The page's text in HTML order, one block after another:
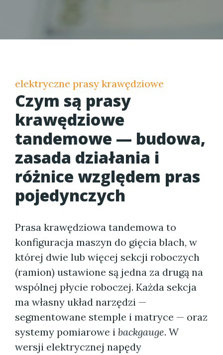
elektryczne prasy krawędziowe
Czym są prasy
krawędziowe
tandemowe — budowa,
zasada działania i
różnice względem pras
pojedynczych
Prasa krawędziowa tandemowa to
konfiguracja maszyn do gięcia blach, w
której dwie lub więcej sekcji roboczych
(ramion) ustawione są jedna za drugą na
wspólnej płycie roboczej. Każda sekcja
ma własny układ narzędzi —
segmentowane stemple i matryce — oraz
systemy pomiarowe i backgauge. W
wersji elektrycznej napędy